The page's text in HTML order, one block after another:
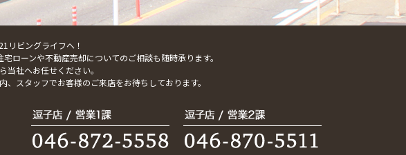
リビングライフへ！
ローンや不動産売却についてのご相談も随時承ります。
社へお任せください。
スタッフでお客様のご来店をお待ちしております。